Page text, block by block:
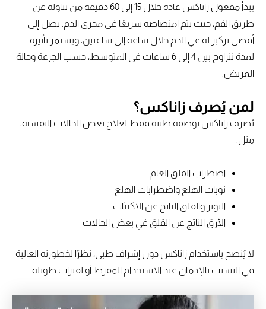
يبدأ مفعول زاناكس عادة خلال 15 إلى 60 دقيقة من تناوله عن
طريق الفم، حيث يتم امتصاصه سريعًا في مجرى الدم. يصل إلى
أقصى تركيز له في الدم خلال ساعة إلى ساعتين، ويستمر تأثيره
لمدة تتراوح بين 4 إلى 6 ساعات في المتوسط، حسب الجرعة وحالة
المريض.
لمن يُصرف زاناكس؟
يُصرف زاناكس بوصفة طبية فقط لعلاج بعض الحالات النفسية،
مثل:
اضطراب القلق العام
نوبات الهلع واضطرابات الهلع
التوتر والقلق الناتج عن الاكتئاب
الأرق الناتج عن القلق في بعض الحالات
لا يُنصح باستخدام زاناكس دون إشراف طبي، نظرًا لخطورته العالية
في التسبب بالإدمان عند الاستخدام المفرط أو لفترات طويلة.